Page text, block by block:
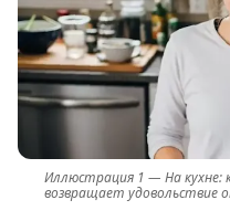
На кухне:
возвращает удовольствие